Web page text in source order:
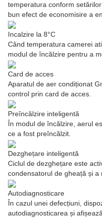
temperatura conform
bun efect de economisire a
Incalzire la 8°C
Când temperatura camerei
modul de încălzire pentru a
Card de acces
Aparatul de aer condiționat
control prin card de acces.
Preîncălzire inteligentă
În modul de încălzire, aerul
ce a fost preîncălzit.
Dezghețare inteligentă
Ciclul de dezghețare este
condensatorul de gheață și a
Autodiagnosticare
În cazul unei defecțiuni,
autodiagnosticarea și